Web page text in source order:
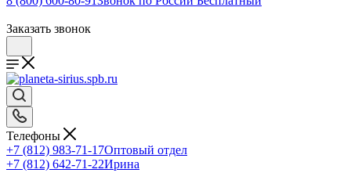
Заказать звонок
Телефоны
+7 (812) 983-71-17Оптовый отдел
+7 (812) 642-71-22Ирина